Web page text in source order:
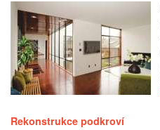
Rekonstrukce podkroví